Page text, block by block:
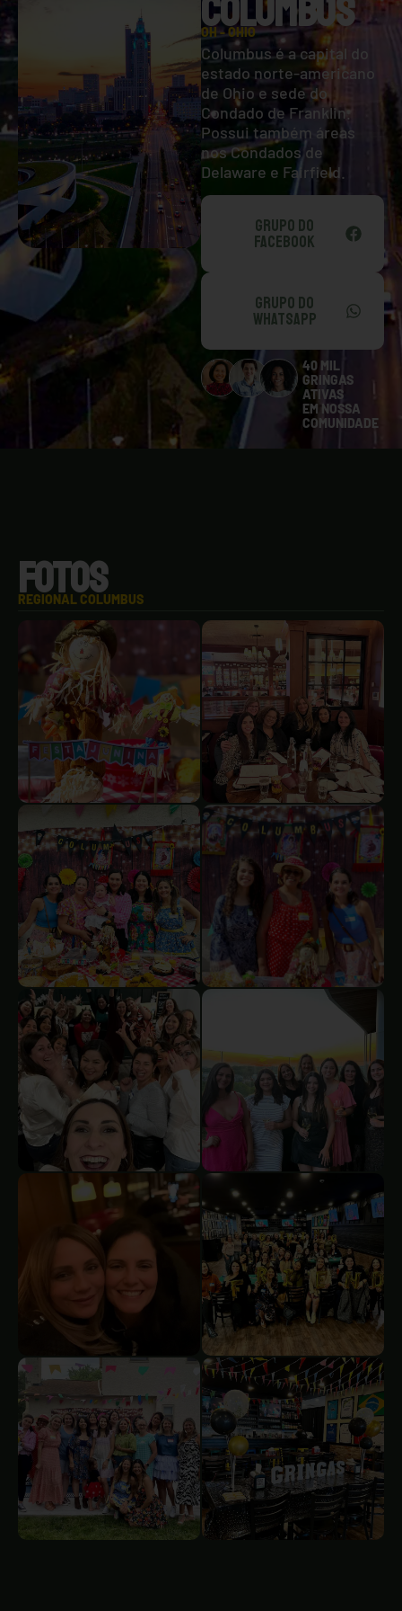
COLUMBUS
OH - OHIO
Columbus é a capital do
estado norte-americano
de Ohio e sede do
Condado de Franklin.
Possui também áreas
nos Condados de
Delaware e Fairfield.
GRUPO DO
FACEBOOK
GRUPO DO
WHATSAPP
40 MIL
GRINGAS
ATIVAS
EM NOSSA
COMUNIDADE
FOTOS
REGIONAL COLUMBUS